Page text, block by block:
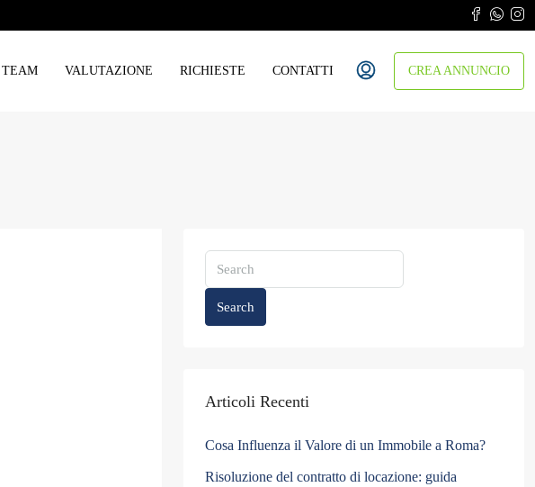
TEAM VALUTAZIONE RICHIESTE CONTATTI CREA ANNUNCIO
Search
Articoli Recenti
Cosa Influenza il Valore di un Immobile a Roma?
Risoluzione del contratto di locazione: guida